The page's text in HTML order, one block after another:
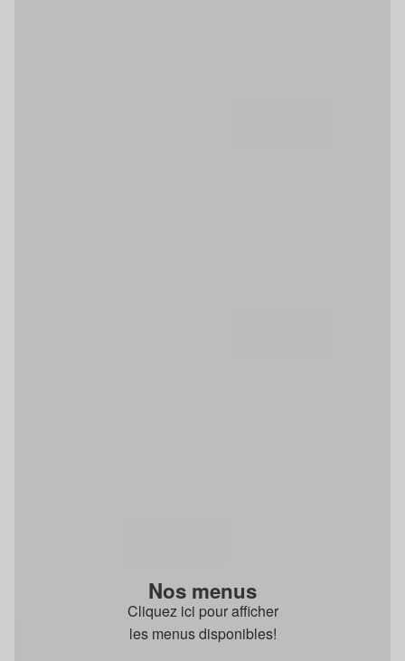
Nos menus
Cliquez ici pour afficher
les menus disponibles!